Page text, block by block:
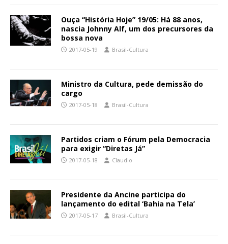
Ouça “História Hoje” 19/05: Há 88 anos,
nascia Johnny Alf, um dos precursores da
bossa nova
2017-05-19 Brasil-Cultura
Ministro da Cultura, pede demissão do
cargo
2017-05-18 Brasil-Cultura
Partidos criam o Fórum pela Democracia
para exigir “Diretas Já”
2017-05-18 Claudio
Presidente da Ancine participa do
lançamento do edital ‘Bahia na Tela’
2017-05-17 Brasil-Cultura